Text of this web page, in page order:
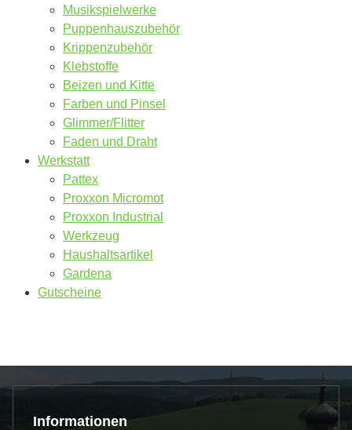
Musikspielwerke
Puppenhauszubehör
Krippenzubehör
Klebstoffe
Beizen und Kitte
Farben und Pinsel
Glimmer/Flitter
Faden und Draht
Werkstatt
Pattex
Proxxon Micromot
Proxxon Industrial
Werkzeug
Haushaltsartikel
Gardena
Gutscheine
Informationen